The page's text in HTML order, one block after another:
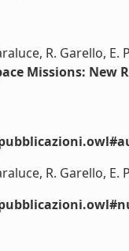
R. Garello, E.
Missions: New
R. Garello,